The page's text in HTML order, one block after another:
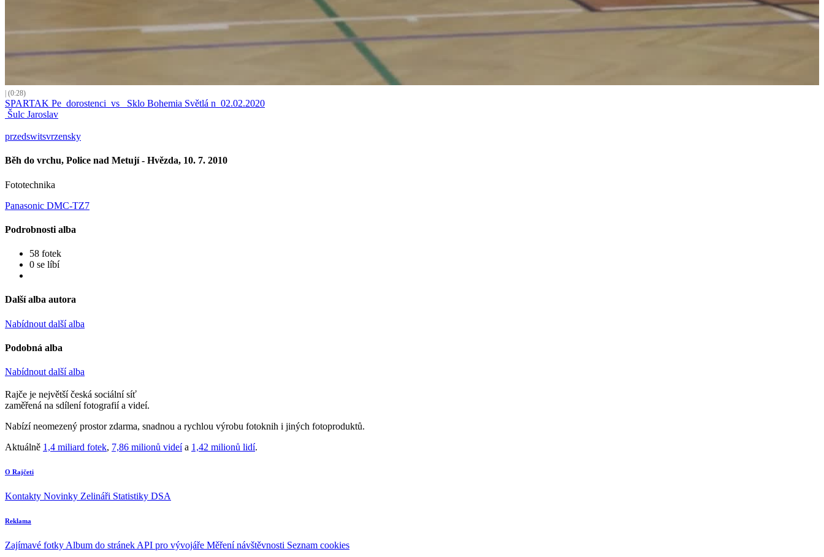
| (0:28)
SPARTAK Pe_dorostenci_vs_ Sklo Bohemia Světlá n_02.02.2020
Šulc Jaroslav
przedswitsvrzensky
Běh do vrchu, Police nad Metují - Hvězda, 10. 7. 2010
Fototechnika
Panasonic DMC-TZ7
Podrobnosti alba
58 fotek
0 se líbí
Další alba autora
Nabídnout další alba
Podobná alba
Nabídnout další alba
Rajče je největší česká sociální síť
zaměřená na sdílení fotografií a videí.
Nabízí neomezený prostor zdarma, snadnou a rychlou výrobu fotoknih i jiných fotoproduktů.
Aktuálně 1,4 miliard fotek, 7,86 milionů videía 1,42 milionů lidí.
O Rajčeti
Kontakty Novinky Zelináři Statistiky DSA
Reklama
Zajímavé fotky Album do stránek API pro vývojáře Měření návštěvnosti Seznam cookies